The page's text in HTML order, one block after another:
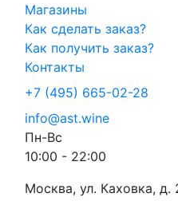
Магазины
Как сделать заказ?
Как получить заказ?
Контакты
+7 (495) 665-02-28
info@ast.wine
Пн-Вс
10:00 - 22:00
Москва, ул. Каховка, д.